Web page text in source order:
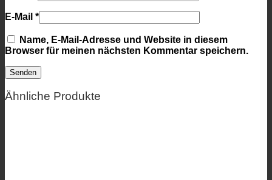
E-Mail *
Name, E-Mail-Adresse und Website in diesem
Browser für meinen nächsten Kommentar speichern.
Ähnliche Produkte